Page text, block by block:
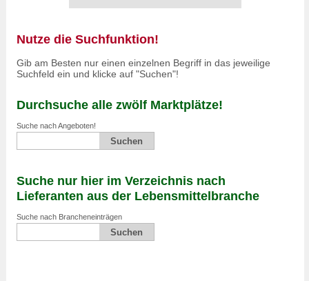
Nutze die Suchfunktion!
Gib am Besten nur einen einzelnen Begriff in das jeweilige
Suchfeld ein und klicke auf "Suchen"!
Durchsuche alle zwölf Marktplätze!
Suche nach Angeboten!
Suche nur hier im Verzeichnis nach
Lieferanten aus der Lebensmittelbranche
Suche nach Brancheneinträgen